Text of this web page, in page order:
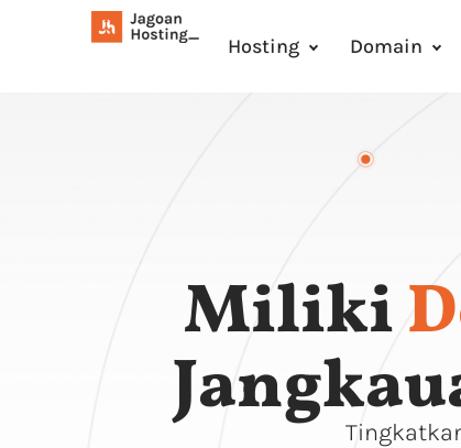
Hosting Domain
Miliki